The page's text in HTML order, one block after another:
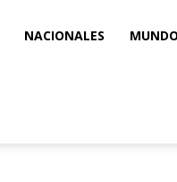
NACIONALES MUNDO